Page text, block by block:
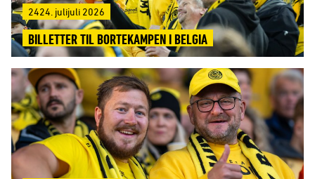
2424. julijuli 2026
BILLETTER TIL BORTEKAMPEN I BELGIA